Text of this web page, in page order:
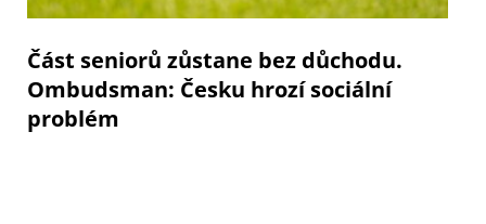
Část seniorů zůstane bez důchodu.
Ombudsman: Česku hrozí sociální
problém